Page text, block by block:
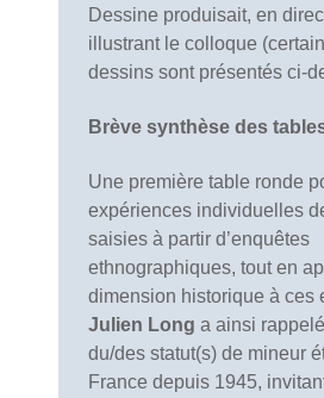
Dessine produisait, en
illustrant le colloque
dessins sont présentés ci-
Brève synthèse des
Une première table ronde
expériences individuelles
saisies à partir d’enquêtes
ethnographiques, tout en
dimension historique à ces
Julien Long a ainsi
du/des statut(s) de mineur
France depuis 1945,